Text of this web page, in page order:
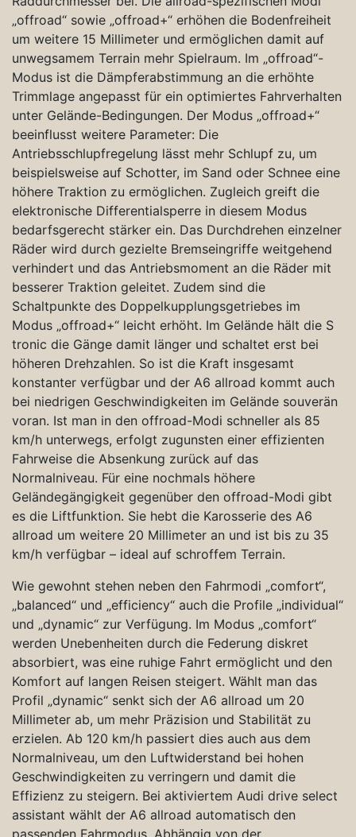
„offroad“ sowie „offroad+“ erhöhen die Bodenfreiheit
um weitere 15 Millimeter und ermöglichen damit auf
unwegsamem Terrain mehr Spielraum. Im „offroad“-
Modus ist die Dämpferabstimmung an die erhöhte
Trimmlage angepasst für ein optimiertes Fahrverhalten
unter Gelände-Bedingungen. Der Modus „offroad+“
beeinflusst weitere Parameter: Die
Antriebsschlupfregelung lässt mehr Schlupf zu, um
beispielsweise auf Schotter, im Sand oder Schnee eine
höhere Traktion zu ermöglichen. Zugleich greift die
elektronische Differentialsperre in diesem Modus
bedarfsgerecht stärker ein. Das Durchdrehen einzelner
Räder wird durch gezielte Bremseingriffe weitgehend
verhindert und das Antriebsmoment an die Räder mit
besserer Traktion geleitet. Zudem sind die
Schaltpunkte des Doppelkupplungsgetriebes im
Modus „offroad+“ leicht erhöht. Im Gelände hält die S
tronic die Gänge damit länger und schaltet erst bei
höheren Drehzahlen. So ist die Kraft insgesamt
konstanter verfügbar und der A6 allroad kommt auch
bei niedrigen Geschwindigkeiten im Gelände souverän
voran. Ist man in den offroad-Modi schneller als 85
km/h unterwegs, erfolgt zugunsten einer effizienten
Fahrweise die Absenkung zurück auf das
Normalniveau. Für eine nochmals höhere
Geländegängigkeit gegenüber den offroad-Modi gibt
es die Liftfunktion. Sie hebt die Karosserie des A6
allroad um weitere 20 Millimeter an und ist bis zu 35
km/h verfügbar – ideal auf schroffem Terrain.
Wie gewohnt stehen neben den Fahrmodi „comfort“,
„balanced“ und „efficiency“ auch die Profile „individual“
und „dynamic“ zur Verfügung. Im Modus „comfort“
werden Unebenheiten durch die Federung diskret
absorbiert, was eine ruhige Fahrt ermöglicht und den
Komfort auf langen Reisen steigert. Wählt man das
Profil „dynamic“ senkt sich der A6 allroad um 20
Millimeter ab, um mehr Präzision und Stabilität zu
erzielen. Ab 120 km/h passiert dies auch aus dem
Normalniveau, um den Luftwiderstand bei hohen
Geschwindigkeiten zu verringern und damit die
Effizienz zu steigern. Bei aktiviertem Audi drive select
assistant wählt der A6 allroad automatisch den
passenden Fahrmodus. Abhängig von der